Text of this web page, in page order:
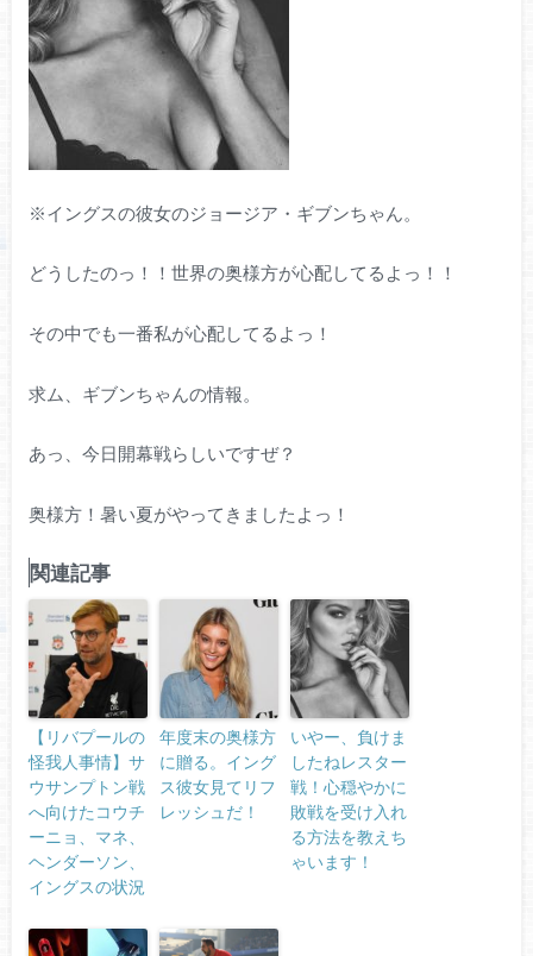
※イングスの彼女のジョージア・ギブンちゃん。
どうしたのっ！！世界の奥様方が心配してるよっ！！
その中でも一番私が心配してるよっ！
求ム、ギブンちゃんの情報。
あっ、今日開幕戦らしいですぜ？
奥様方！暑い夏がやってきましたよっ！
関連記事
【リバプールの
怪我人事情】サ
ウサンプトン戦
へ向けたコウチ
ーニョ、マネ、
ヘンダーソン、
イングスの状況
年度末の奥様方
に贈る。イング
ス彼女見てリフ
レッシュだ！
いやー、負けま
したねレスター
戦！心穏やかに
敗戦を受け入れ
る方法を教えち
ゃいます！